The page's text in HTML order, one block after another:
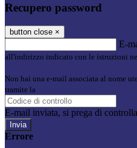
Recupero password
button close ×
E-
all'indirizzo indicato con le istruzioni
Non hai una e-mail associata al nome
tramite la
E-mail inviata, si prega di
Errore